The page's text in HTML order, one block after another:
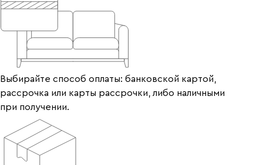
Выбирайте способ оплаты: банковской картой,
рассрочка или карты рассрочки, либо наличными
при получении.